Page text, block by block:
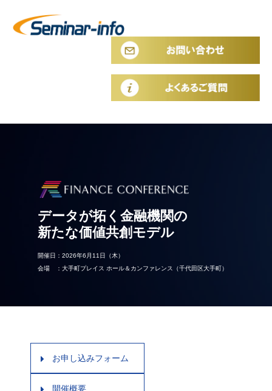
データが拓く金融機関の
新たな価値共創モデル
開催日：2026年6月11日（木）
会場 ：大手町プレイス ホール＆カンファレンス（千代田区大手町）
お申し込みフォーム
開催概要